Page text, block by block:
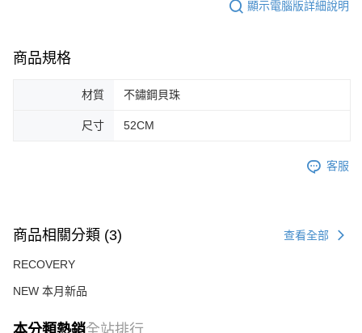
顯示電腦版詳細說明
商品規格
材質 不鏽鋼貝珠
尺寸 52CM
客服
商品相關分類 (3) 查看全部
RECOVERY
NEW 本月新品